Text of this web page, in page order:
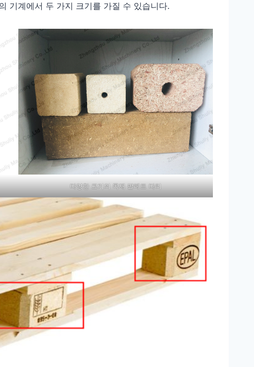
기계에서 두 가지 크기를 가질 수 있습니다.
다양한 크기의 목재 팔레트 다리